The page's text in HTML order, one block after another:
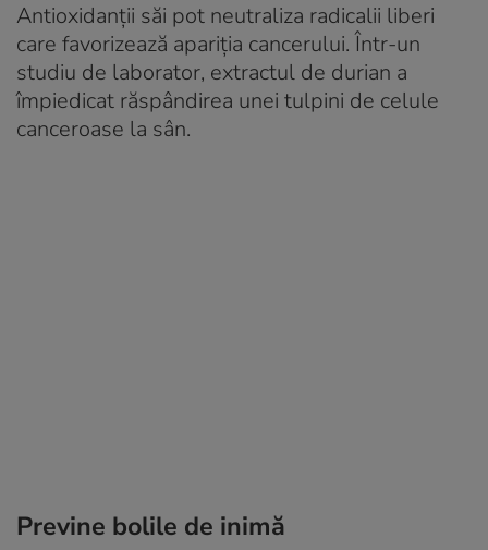
Antioxidanții săi pot neutraliza radicalii liberi
care favorizează apariția cancerului. Într-un
studiu de laborator, extractul de durian a
împiedicat răspândirea unei tulpini de celule
canceroase la sân.
Previne bolile de inimă